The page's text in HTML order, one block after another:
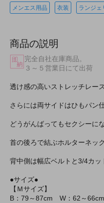
メンエス用品 衣装 ランジェ
商品の説明
完全自社在庫商品。
３～５営業日にて出荷
透け感の高いストレッチレー
さらには両サイドはひもパン仕
どうがんばってもセクシーに
首の後ろで結ぶホルターネック
背中側は幅広ベルトと3/4カッ
●サイズ●
【Ｍサイズ】
B：79～87cm W：62～